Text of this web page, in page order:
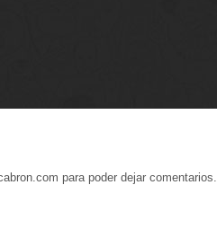
para poder dejar comentarios.